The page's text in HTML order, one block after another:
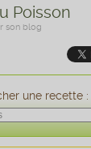
Poisson
son blog
une recette :